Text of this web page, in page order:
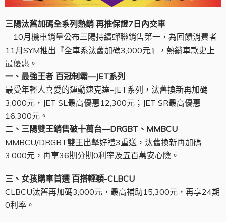
三陽汰舊加碼全系列熱銷 再推保證7日內交車
10月機車銷量公布三陽持續蟬聯銷售第一，為回饋消費者
11月SYM推出『全車系汰舊加碼3,000元』，熱銷車款史上
最優惠。
一、最強王者 百冠制霸—JET系列
最受年輕人喜愛的運動速克達–JET系列，汰舊換新再加碼
3,000元，JET SL最高優惠12,300元；JET SR最高優惠
16,300元。
二、三陽雙王銷售破十萬台—DRGBT、MMBCU
MMBCU/DRGBT雙王出擊好禮3重送，汰舊換新再加碼
3,000元，再享36期分期0利率及五百萬安心險。
三、女孩購車首選 百搭輕穎-CLBCU
CLBCU汰舊再加碼3,000元，最高補助15,300元，再享24期
0利率。